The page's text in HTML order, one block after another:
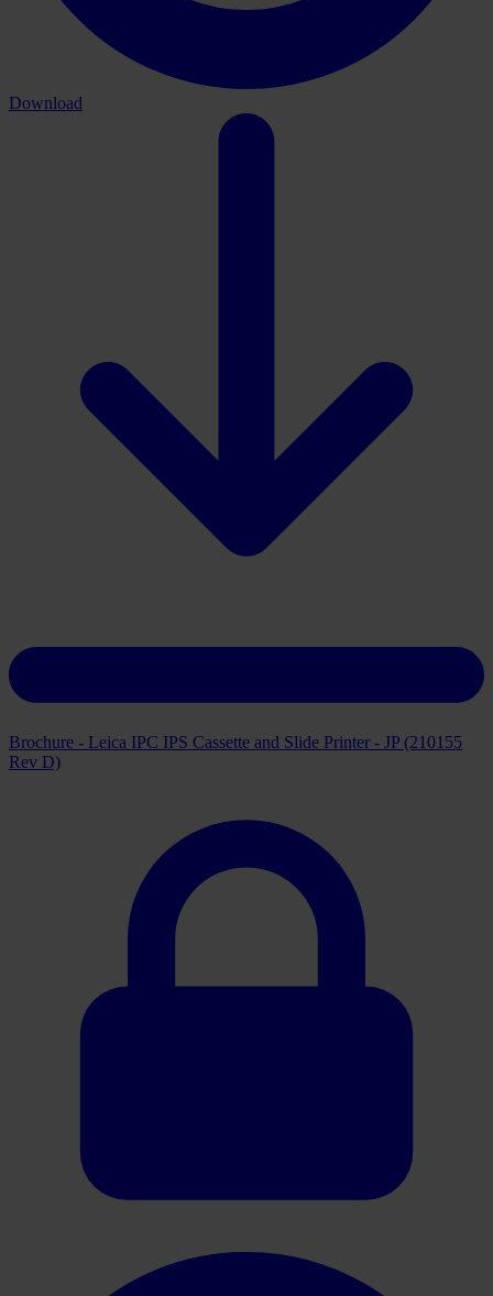
Download
Brochure - Leica IPC IPS Cassette and Slide Printer - JP (210155
Rev D)